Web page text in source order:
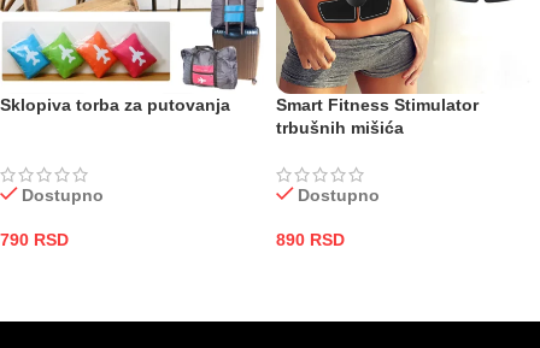
Sklopiva torba za putovanja
Dostupno
790 RSD
Smart Fitness Stimulator
trbušnih mišića
Dostupno
890 RSD